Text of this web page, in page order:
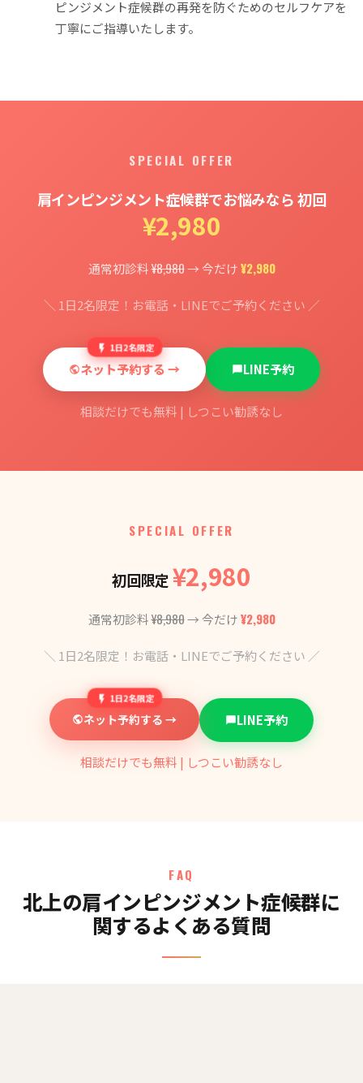
ピンジメント症候群の再発を防ぐためのセルフケアを
丁寧にご指導いたします。
SPECIAL OFFER
肩インピンジメント症候群でお悩みなら 初回
¥2,980
通常初診料¥8,980→ 今だけ¥2,980
＼ 1日2名限定！お電話・LINEでご予約ください ／
1日2名限定
ネット予約する → LINE予約
相談だけでも無料 | しつこい勧誘なし
SPECIAL OFFER
初回限定¥2,980
通常初診料¥8,980→ 今だけ¥2,980
＼ 1日2名限定！お電話・LINEでご予約ください ／
1日2名限定
ネット予約する → LINE予約
相談だけでも無料 | しつこい勧誘なし
FAQ
北上の肩インピンジメント症候群に
関するよくある質問